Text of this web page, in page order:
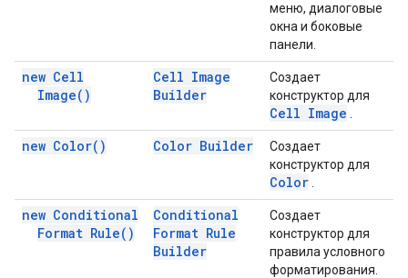
меню, диалоговые
окна и боковые
панели.
new Cell
Image( )
Cell Image
Builder
Создает
конструктор для
Cell Image
new Color( ) Color Builder
Создает
конструктор для
Color
new Conditional
Format Rule( )
Conditional
Format Rule
Builder
Создает
конструктор для
правила условного
форматирования.